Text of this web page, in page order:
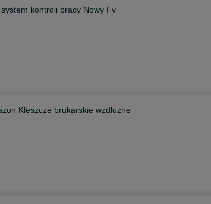
kontroli pracy Nowy Fv
Kleszcze brukarskie wzdłużne